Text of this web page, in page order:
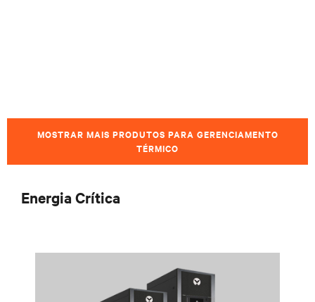
MOSTRAR MAIS PRODUTOS PARA GERENCIAMENTO
TÉRMICO
Energia Crítica